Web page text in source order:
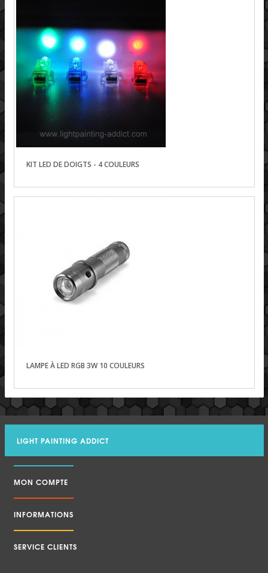
KIT LED DE DOIGTS - 4 COULEURS
LAMPE À LED RGB 3W 10 COULEURS
LIGHT PAINTING ADDICT
MON COMPTE
INFORMATIONS
SERVICE CLIENTS